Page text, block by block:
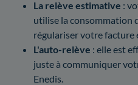
La relève estimative :
utilise la consommation
régulariser votre facture
L'auto-relève : elle est
juste à communiquer
Enedis.